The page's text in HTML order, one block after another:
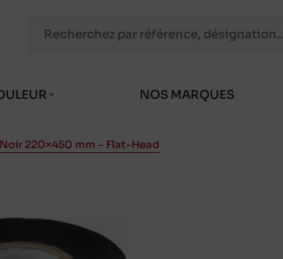
NOS MARQUES
220×450 mm – Flat-Head